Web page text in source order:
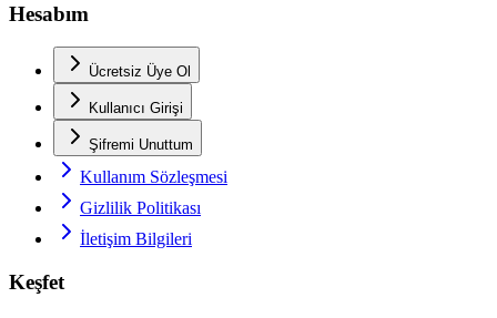
Hesabım
Ücretsiz Üye Ol
Kullanıcı Girişi
Şifremi Unuttum
Kullanım Sözleşmesi
Gizlilik Politikası
İletişim Bilgileri
Keşfet